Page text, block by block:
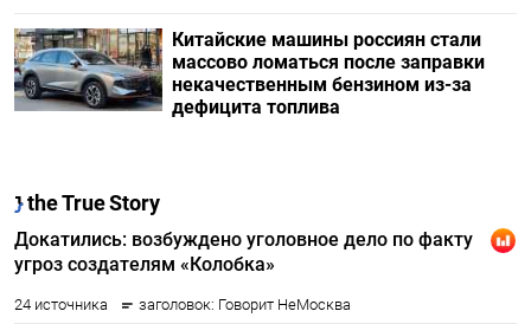
Китайские машины россиян стали
массово ломаться после заправки
некачественным бензином из-за
дефицита топлива